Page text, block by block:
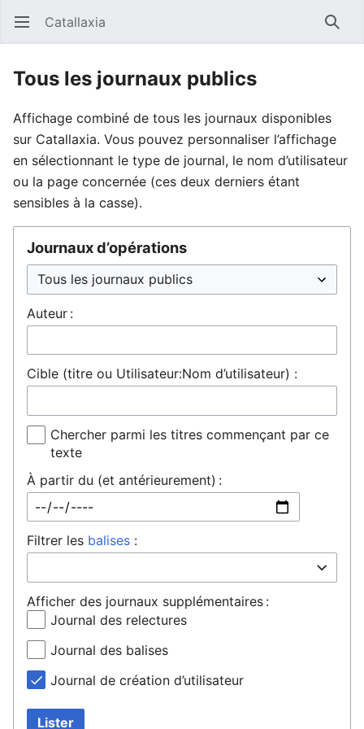
Ouvrir le menu principal Catallaxia
Tous les journaux publics
Affichage combiné de tous les journaux disponibles
sur Catallaxia. Vous pouvez personnaliser l’affichage
en sélectionnant le type de journal, le nom d’utilisateur
ou la page concernée (ces deux derniers étant
sensibles à la casse).
Journaux d’opérations
Auteur :
Cible (titre ou Utilisateur:Nom d’utilisateur) :
Chercher parmi les titres commençant par ce
texte
À partir du (et antérieurement) :
Filtrer les balises :
Afficher des journaux supplémentaires :
Journal des relectures
Journal des balises
Journal de création d’utilisateur
Lister